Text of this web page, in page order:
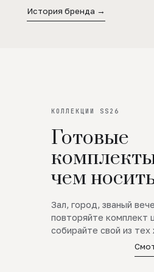
История бренда →
КОЛЛЕКЦИИ SS26
Готовые
чем
Зал, город, званый
повторяйте комплект
собирайте свой из